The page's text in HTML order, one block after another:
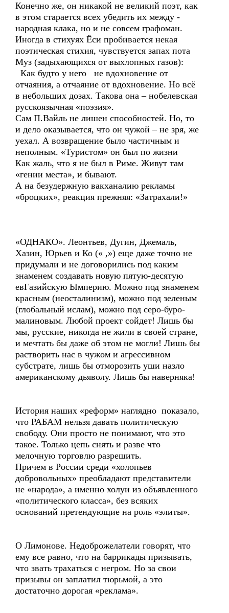
Конечно же, он никакой не великий поэт, как
в этом старается всех убедить их между -
народная клака, но и не совсем графоман.
Иногда в стихуях Ёси пробивается некая
поэтическая стихия, чувствуется запах пота
Муз (задыхающихся от выхлопных газов):
Как будто у него не вдохновение от
отчаяния, а отчаяние от вдохновение. Но всё
в небольших дозах. Такова она – нобелевская
русскоязычная «поэзия».
Сам П.Вайль не лишен способностей. Но, то
и дело оказывается, что он чужой – не зря, же
уехал. А возвращение было частичным и
неполным. «Туристом» он был по жизни
Как жаль, что я не был в Риме. Живут там
«гении места», и бывают.
А на безудержную вакханалию рекламы
«броцких», реакция прежняя: «Затрахали!»
«ОДНАКО». Леонтьев, Дугин, Джемаль,
Хазин, Юрьев и Ко (« ,») еще даже точно не
придумали и не договорились под каким
знаменем создавать новую пятую-десятую
евГазийскую Ымперию. Можно под знаменем
красным (неосталинизм), можно под зеленым
(глобальный ислам), можно под серо-буро-
малиновым. Любой проект сойдет! Лишь бы
мы, русские, никогда не жили в своей стране,
и мечтать бы даже об этом не могли! Лишь бы
растворить нас в чужом и агрессивном
субстрате, лишь бы отморозить уши назло
американскому дьяволу. Лишь бы наверняка!
История наших «реформ» наглядно показало,
что РАБАМ нельзя давать политическую
свободу. Они просто не понимают, что это
такое. Только цепь снять и разве что
мелочную торговлю разрешить.
Причем в России среди «холопьев
добровольных» преобладают представители
не «народа», а именно холуи из объявленного
«политического класса», без всяких
оснований претендующие на роль «элиты».
О Лимонове. Недоброжелатели говорят, что
ему все равно, что на баррикады призывать,
что звать трахаться с негром. Но за свои
призывы он заплатил тюрьмой, а это
достаточно дорогая «реклама».